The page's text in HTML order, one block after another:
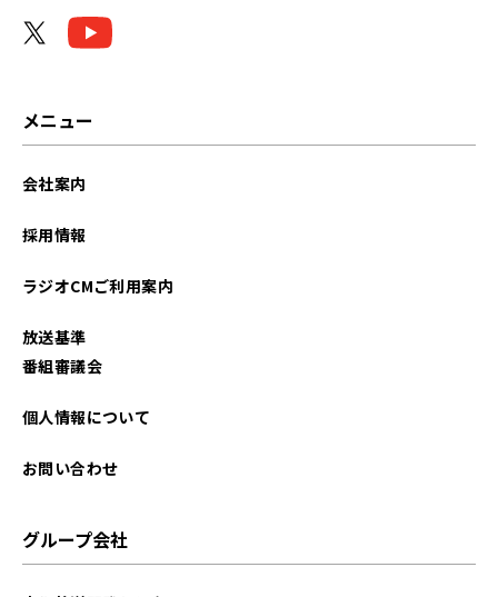
メニュー
会社案内
採用情報
ラジオCMご利用案内
放送基準
番組審議会
個人情報について
お問い合わせ
グループ会社